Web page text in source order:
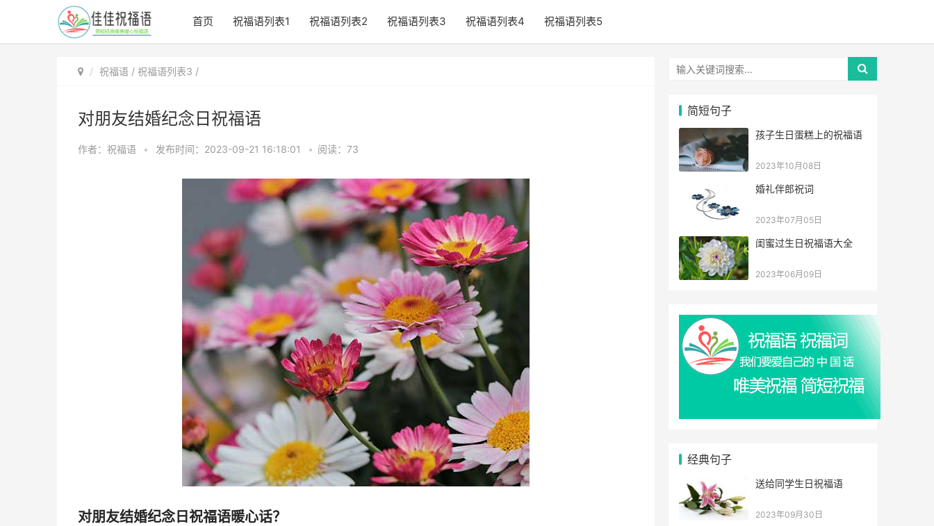
首页 祝福语列表1 祝福语列表2 祝福语列表3 祝福语列表4 祝福语列表5
祝福语 / 祝福语列表3 /
对朋友结婚纪念日祝福语
作者：祝福语 • 发布时间：2023-09-21 16:18:01 • 阅读：73
对朋友结婚纪念日祝福语暖心话？
简短句子
孩子生日蛋糕上的祝福语
2023年10月08日
婚礼伴郎祝词
2023年07月05日
闺蜜过生日祝福语大全
2023年06月09日
经典句子
送给同学生日祝福语
2023年09月30日